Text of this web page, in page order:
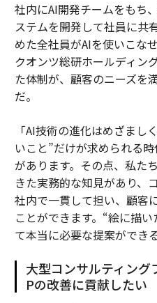
社内にAI開発チームをもち
ステムを開発して社員に共
めた全社員がAIを使いこな
クオンツ総研ホールディン
た体制が、顧客のニーズを
だ。
「AI技術の進化はめざまし
いこと”だけが求められる
があります。その点、私た
きた実務的な知見があり、
社内で一貫して担い、顧客
ことができます。“絵に描
て本当に必要な提案ができ
大型コンサルティング
Pの改善に貢献したい